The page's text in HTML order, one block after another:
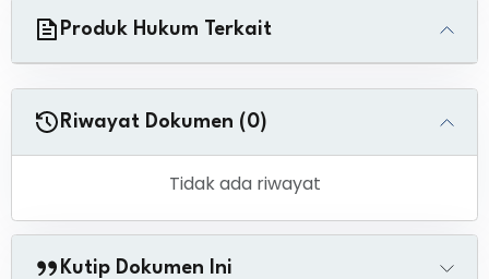
Produk Hukum Terkait
Riwayat Dokumen (0)
Tidak ada riwayat
Kutip Dokumen Ini